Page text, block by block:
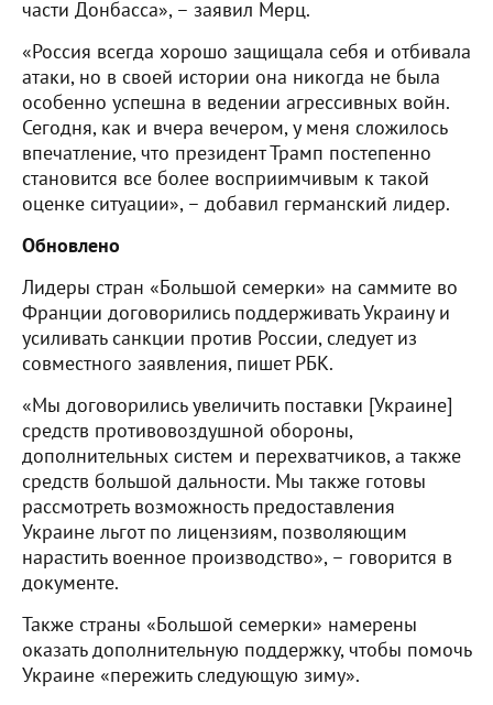
части Донбасса», – заявил Мерц.
«Россия всегда хорошо защищала себя и отбивала
атаки, но в своей истории она никогда не была
особенно успешна в ведении агрессивных войн.
Сегодня, как и вчера вечером, у меня сложилось
впечатление, что президент Трамп постепенно
становится все более восприимчивым к такой
оценке ситуации», – добавил германский лидер.
Обновлено
Лидеры стран «Большой семерки» на саммите во
Франции договорились поддерживать Украину и
усиливать санкции против России, следует из
совместного заявления, пишет РБК.
«Мы договорились увеличить поставки [Украине]
средств противовоздушной обороны,
дополнительных систем и перехватчиков, а также
средств большой дальности. Мы также готовы
рассмотреть возможность предоставления
Украине льгот по лицензиям, позволяющим
нарастить военное производство», – говорится в
документе.
Также страны «Большой семерки» намерены
оказать дополнительную поддержку, чтобы помочь
Украине «пережить следующую зиму».